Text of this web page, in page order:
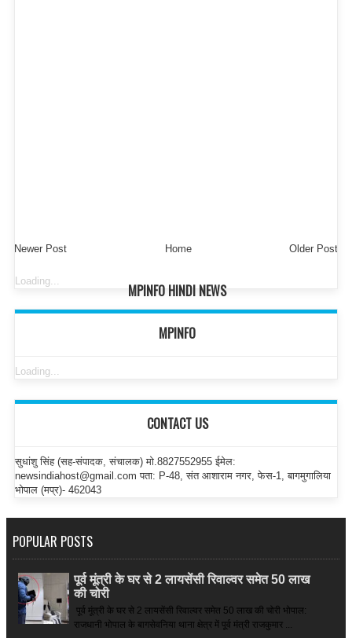
Newer Post Older Post
Home
MPINFO HINDI NEWS
Loading...
MPINFO
Loading...
CONTACT US
सुधांशु सिंह (सह-संपादक, संचालक) मो.8827552955 ईमेल:
newsindiahost@gmail.com पता: P-48, संत आशाराम नगर, फेस-1, बागमुगालिया
भोपाल (मप्र)- 462043
POPULAR POSTS
पूर्व मूंत्री के घर से 2 लायसेंसी रिवाल्वर समेत 50 लाख
की चोरी
पूर्व मूंत्री के घर से 2 लायसेंसी रिवाल्वर समेत 50 लाख की चोरी भोपाल:
राजधानी भोपाल के बागसेवनिया थाना क्षेत्र में पूर्व मंत्री राजकुमार ...